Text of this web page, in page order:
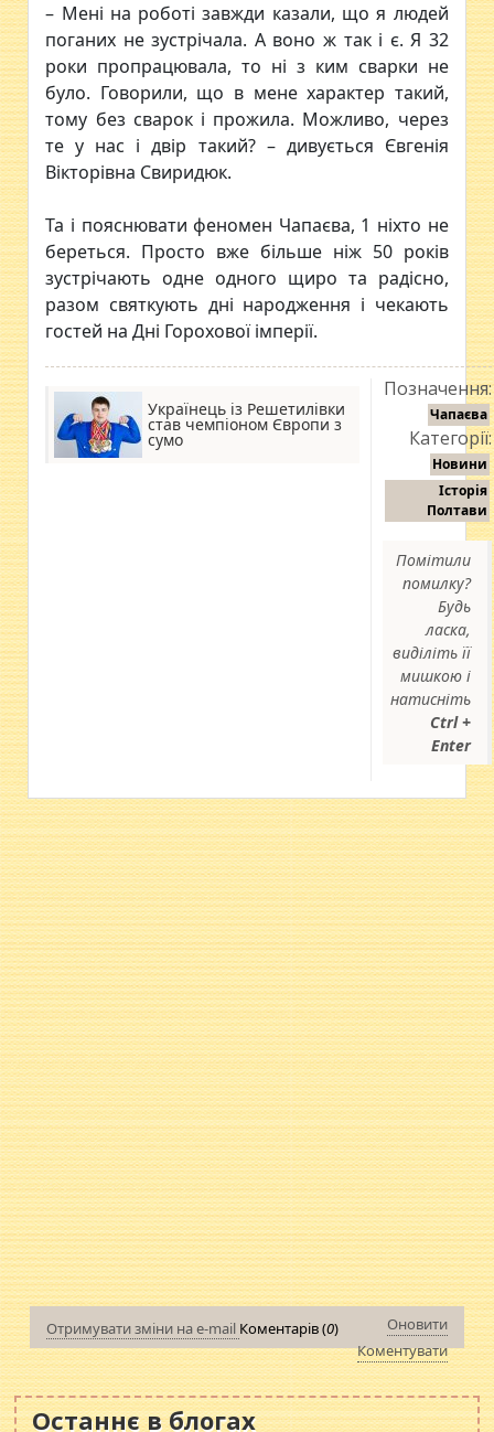
– Мені на роботі завжди казали, що я людей
поганих не зустрічала. А воно ж так і є. Я 32
роки пропрацювала, то ні з ким сварки не
було. Говорили, що в мене характер такий,
тому без сварок і прожила. Можливо, через
те у нас і двір такий? – дивується Євгенія
Вікторівна Свиридюк.
Та і пояснювати феномен Чапаєва, 1 ніхто не
береться. Просто вже більше ніж 50 років
зустрічають одне одного щиро та радісно,
разом святкують дні народження і чекають
гостей на Дні Горохової імперії.
Українець із Решетилівки
став чемпіоном Європи з
сумо
Позначення:
Чапаєва
Категорії:
Новини
Історія
Полтави
Помітили
помилку?
Будь
ласка,
виділіть її
мишкою і
натисніть
Ctrl +
Enter
Отримувати зміни на e-mail Коментарів (0)
Оновити
Коментувати
Останнє в блогах